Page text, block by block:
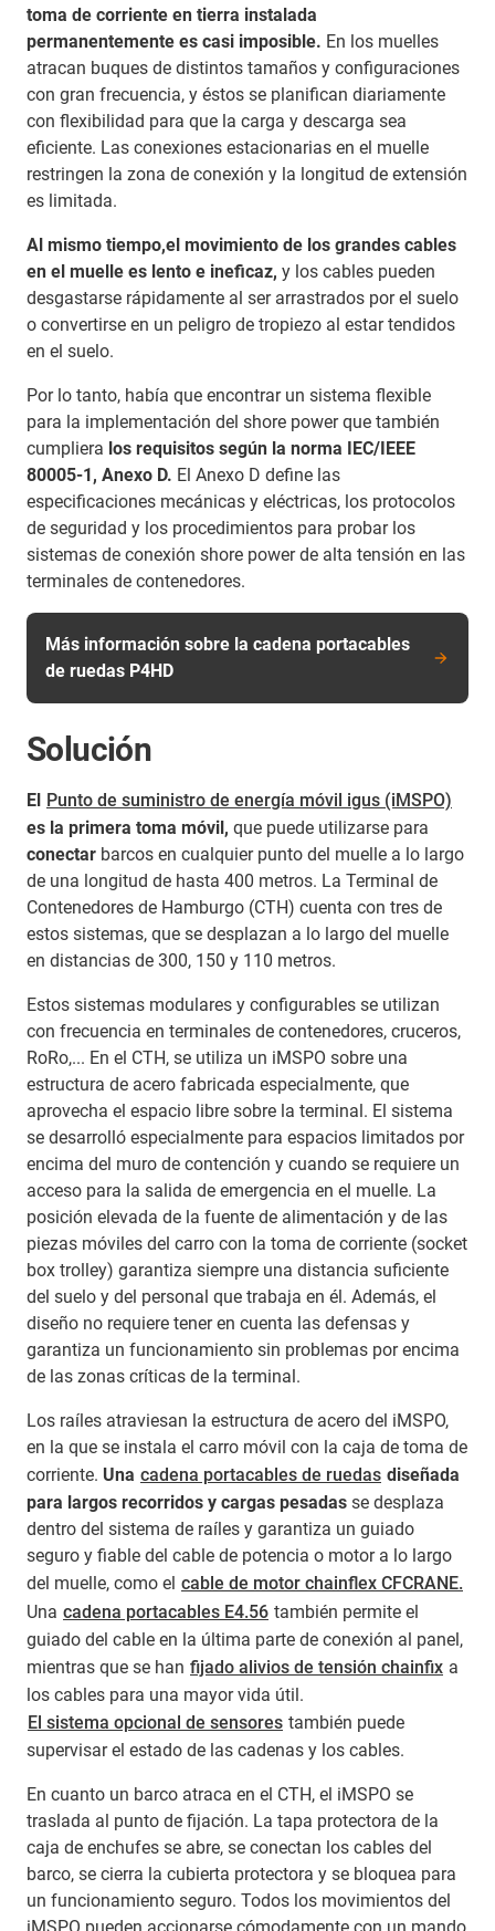
toma de corriente en tierra instalada
permanentemente es casi imposible. En los muelles
atracan buques de distintos tamaños y configuraciones
con gran frecuencia, y éstos se planifican diariamente
con flexibilidad para que la carga y descarga sea
eficiente. Las conexiones estacionarias en el muelle
restringen la zona de conexión y la longitud de extensión
es limitada.
Al mismo tiempo,el movimiento de los grandes cables
en el muelle es lento e ineficaz, y los cables pueden
desgastarse rápidamente al ser arrastrados por el suelo
o convertirse en un peligro de tropiezo al estar tendidos
en el suelo.
Por lo tanto, había que encontrar un sistema flexible
para la implementación del shore power que también
cumpliera los requisitos según la norma IEC/IEEE
80005-1, Anexo D. El Anexo D define las
especificaciones mecánicas y eléctricas, los protocolos
de seguridad y los procedimientos para probar los
sistemas de conexión shore power de alta tensión en las
terminales de contenedores.
Más información sobre la cadena portacables
de ruedas P4HD
Solución
El Punto de suministro de energía móvil igus (iMSPO)
es la primera toma móvil, que puede utilizarse para
conectar barcos en cualquier punto del muelle a lo largo
de una longitud de hasta 400 metros. La Terminal de
Contenedores de Hamburgo (CTH) cuenta con tres de
estos sistemas, que se desplazan a lo largo del muelle
en distancias de 300, 150 y 110 metros.
Estos sistemas modulares y configurables se utilizan
con frecuencia en terminales de contenedores, cruceros,
RoRo,... En el CTH, se utiliza un iMSPO sobre una
estructura de acero fabricada especialmente, que
aprovecha el espacio libre sobre la terminal. El sistema
se desarrolló especialmente para espacios limitados por
encima del muro de contención y cuando se requiere un
acceso para la salida de emergencia en el muelle. La
posición elevada de la fuente de alimentación y de las
piezas móviles del carro con la toma de corriente (socket
box trolley) garantiza siempre una distancia suficiente
del suelo y del personal que trabaja en él. Además, el
diseño no requiere tener en cuenta las defensas y
garantiza un funcionamiento sin problemas por encima
de las zonas críticas de la terminal.
Los raíles atraviesan la estructura de acero del iMSPO,
en la que se instala el carro móvil con la caja de toma de
corriente. Una cadena portacables de ruedas diseñada
para largos recorridos y cargas pesadas se desplaza
dentro del sistema de raíles y garantiza un guiado
seguro y fiable del cable de potencia o motor a lo largo
del muelle, como el cable de motor chainflex CFCRANE.
Una cadena portacables E4.56 también permite el
guiado del cable en la última parte de conexión al panel,
mientras que se han fijado alivios de tensión chainfix a
los cables para una mayor vida útil.
El sistema opcional de sensores también puede
supervisar el estado de las cadenas y los cables.
En cuanto un barco atraca en el CTH, el iMSPO se
traslada al punto de fijación. La tapa protectora de la
caja de enchufes se abre, se conectan los cables del
barco, se cierra la cubierta protectora y se bloquea para
un funcionamiento seguro. Todos los movimientos del
iMSPO pueden accionarse cómodamente con un mando